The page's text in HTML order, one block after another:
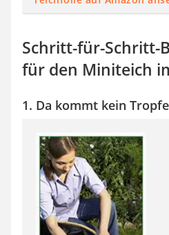
Schritt-für-Schritt-
für den Miniteich
1. Da kommt kein